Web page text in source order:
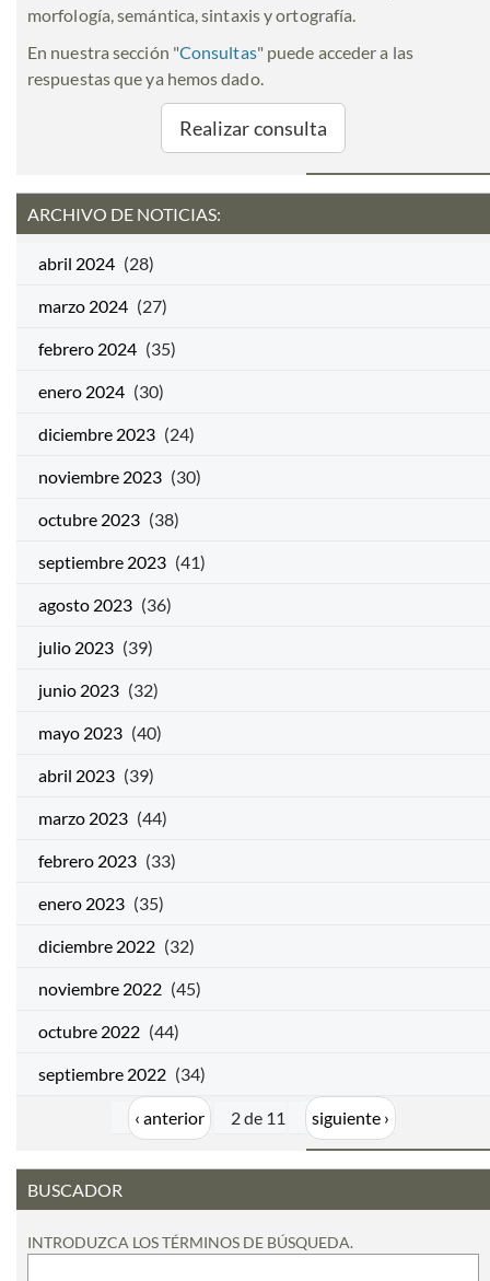
morfología, semántica, sintaxis y ortografía.
En nuestra sección "Consultas" puede acceder a las
respuestas que ya hemos dado.
Realizar consulta
ARCHIVO DE NOTICIAS:
abril 2024 (28)
marzo 2024 (27)
febrero 2024 (35)
enero 2024 (30)
diciembre 2023 (24)
noviembre 2023 (30)
octubre 2023 (38)
septiembre 2023 (41)
agosto 2023 (36)
julio 2023 (39)
junio 2023 (32)
mayo 2023 (40)
abril 2023 (39)
marzo 2023 (44)
febrero 2023 (33)
enero 2023 (35)
diciembre 2022 (32)
noviembre 2022 (45)
octubre 2022 (44)
septiembre 2022 (34)
‹ anterior 2 de 11 siguiente ›
BUSCADOR
INTRODUZCA LOS TÉRMINOS DE BÚSQUEDA.